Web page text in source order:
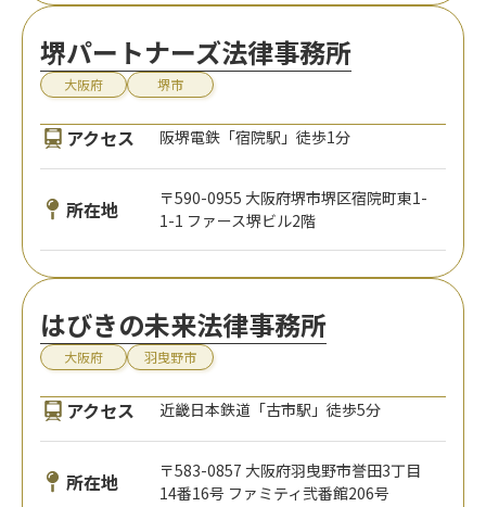
堺パートナーズ法律事務所
大阪府 堺市
アクセス 阪堺電鉄「宿院駅」徒歩1分
所在地
〒590-0955 大阪府堺市堺区宿院町東1-
1-1 ファース堺ビル2階
はびきの未来法律事務所
大阪府 羽曳野市
アクセス 近畿日本鉄道「古市駅」徒歩5分
所在地
〒583-0857 大阪府羽曳野市誉田3丁目
14番16号 ファミティ弐番館206号